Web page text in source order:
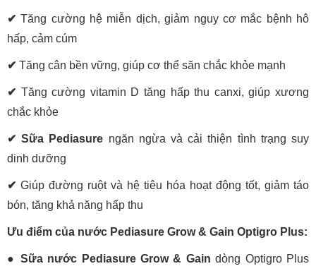
✔Tăng cường hệ miễn dịch, giảm nguy cơ mắc bệnh hô
hấp, cảm cúm
✔ Tăng cân bền vững, giúp cơ thể săn chắc khỏe mạnh
✔ Tăng cường vitamin D tăng hấp thu canxi, giúp xương
chắc khỏe
✔Sữa Pediasure ngăn ngừa và cải thiện tình trạng suy
dinh dưỡng
✔ Giúp đường ruột và hệ tiêu hóa hoạt động tốt, giảm táo
bón, tăng khả năng hấp thu
Ưu điểm của nước Pediasure Grow & Gain Optigro Plus:
● Sữa nước Pediasure Grow & Gain dòng Optigro Plus